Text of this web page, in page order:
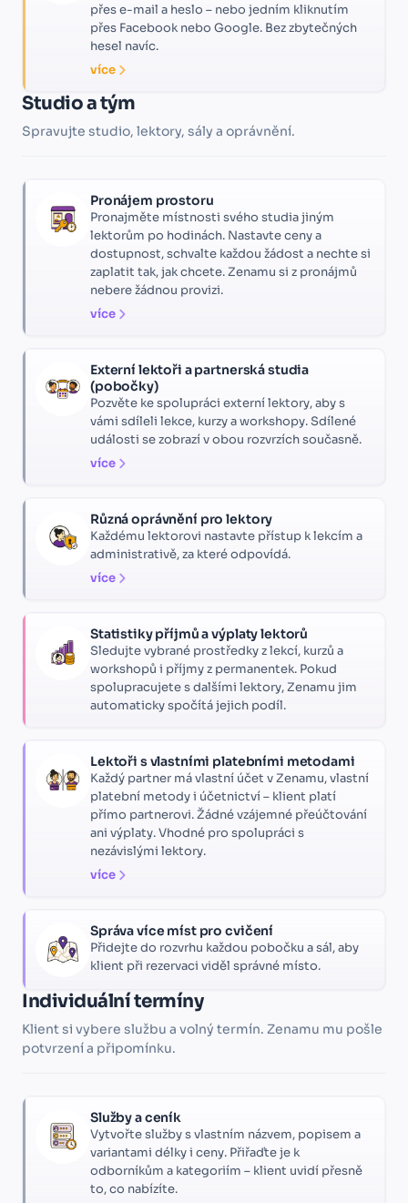
přes e-mail a heslo – nebo jedním kliknutím
přes Facebook nebo Google. Bez zbytečných
hesel navíc.
více
Studio a tým
Spravujte studio, lektory, sály a oprávnění.
Pronájem prostoru
Pronajměte místnosti svého studia jiným
lektorům po hodinách. Nastavte ceny a
dostupnost, schvalte každou žádost a nechte si
zaplatit tak, jak chcete. Zenamu si z pronájmů
nebere žádnou provizi.
více
Externí lektoři a partnerská studia
(pobočky)
Pozvěte ke spolupráci externí lektory, aby s
vámi sdíleli lekce, kurzy a workshopy. Sdílené
události se zobrazí v obou rozvrzích současně.
více
Různá oprávnění pro lektory
Každému lektorovi nastavte přístup k lekcím a
administrativě, za které odpovídá.
více
Statistiky příjmů a výplaty lektorů
Sledujte vybrané prostředky z lekcí, kurzů a
workshopů i příjmy z permanentek. Pokud
spolupracujete s dalšími lektory, Zenamu jim
automaticky spočítá jejich podíl.
Lektoři s vlastními platebními metodami
Každý partner má vlastní účet v Zenamu, vlastní
platební metody i účetnictví – klient platí
přímo partnerovi. Žádné vzájemné přeúčtování
ani výplaty. Vhodné pro spolupráci s
nezávislými lektory.
více
Správa více míst pro cvičení
Přidejte do rozvrhu každou pobočku a sál, aby
klient při rezervaci viděl správné místo.
Individuální termíny
Klient si vybere službu a volný termín. Zenamu mu pošle
potvrzení a připomínku.
Služby a ceník
Vytvořte služby s vlastním názvem, popisem a
variantami délky i ceny. Přiřaďte je k
odborníkům a kategoriím – klient uvidí přesně
to, co nabízíte.